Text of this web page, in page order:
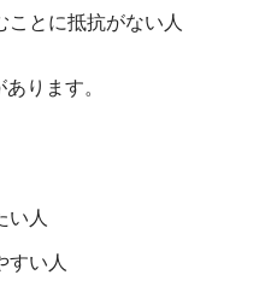
とに抵抗がない人
ります。
い人
すい人